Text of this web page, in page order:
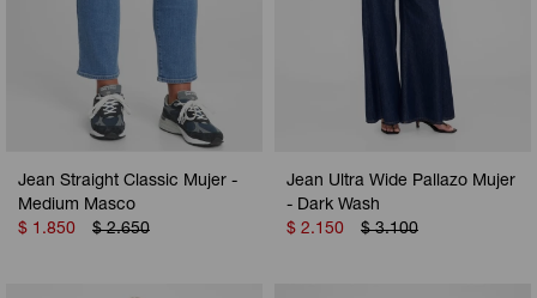
Jean Straight Classic Mujer -
Medium Masco
$ 1.850 $ 2.650
Jean Ultra Wide Pallazo Mujer
- Dark Wash
$ 2.150 $ 3.100